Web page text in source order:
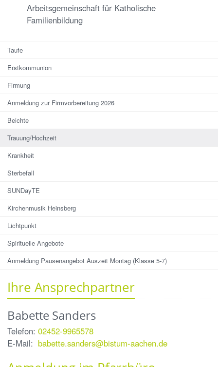
Arbeitsgemeinschaft für Katholische
Familienbildung
Taufe
Erstkommunion
Firmung
Anmeldung zur Firmvorbereitung 2026
Beichte
Trauung/Hochzeit
Krankheit
Sterbefall
SUNDayTE
Kirchenmusik Heinsberg
Lichtpunkt
Spirituelle Angebote
Anmeldung Pausenangebot Auszeit Montag (Klasse 5-7)
Ihre Ansprechpartner
Babette Sanders
Telefon: 02452-9965578
E-Mail: babette.sanders@bistum-aachen.de